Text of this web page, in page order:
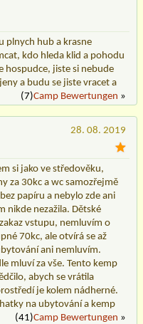
plnych hub a krasne
kdo hleda klid a pohodu
hospudce, jiste si nebude
a budu se jiste vracet a
(7)Camp Bewertungen »
28. 08. 2019
si jako ve středověku,
za 30kc a wc samozřejmě
papíru a nebylo zde ani
nikde nezažila. Dětské
vstupu, nemluvím o
70kc, ale otvírá se až
ani nemluvím.
mluví za vše. Tento kemp
abych se vrátila
je kolem nádherné.
na ubytování a kemp
(41)Camp Bewertungen »